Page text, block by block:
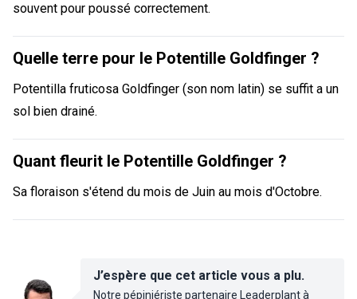
souvent pour poussé correctement.
Quelle terre pour le Potentille Goldfinger ?
Potentilla fruticosa Goldfinger (son nom latin) se suffit a un
sol bien drainé.
Quant fleurit le Potentille Goldfinger ?
Sa floraison s'étend du mois de Juin au mois d'Octobre.
J’espère que cet article vous a plu.
Notre pépiniériste partenaire Leaderplant à